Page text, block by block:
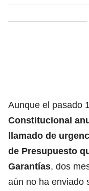
Aunque el pasado
Constitucional
llamado de
de Presupuesto
Garantías, dos
aún no ha enviado